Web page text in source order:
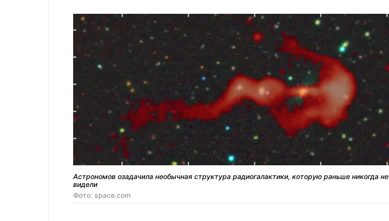
Астрономов озадачила необычная структура радиогалактики, которую раньше никогда не
видели
Фото: space.com